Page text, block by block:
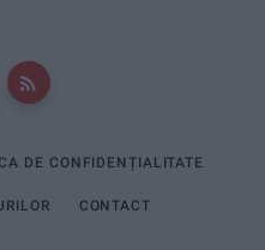
DE CONFIDENȚIALITATE
CONTACT